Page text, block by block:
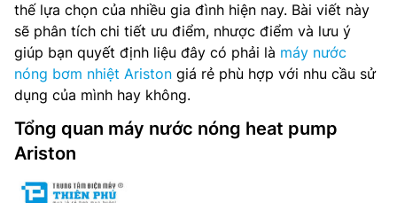
thế lựa chọn của nhiều gia đình hiện nay. Bài viết này
sẽ phân tích chi tiết ưu điểm, nhược điểm và lưu ý
giúp bạn quyết định liệu đây có phải là máy nước
nóng bơm nhiệt Ariston giá rẻ phù hợp với nhu cầu sử
dụng của mình hay không.
Tổng quan máy nước nóng heat pump
Ariston